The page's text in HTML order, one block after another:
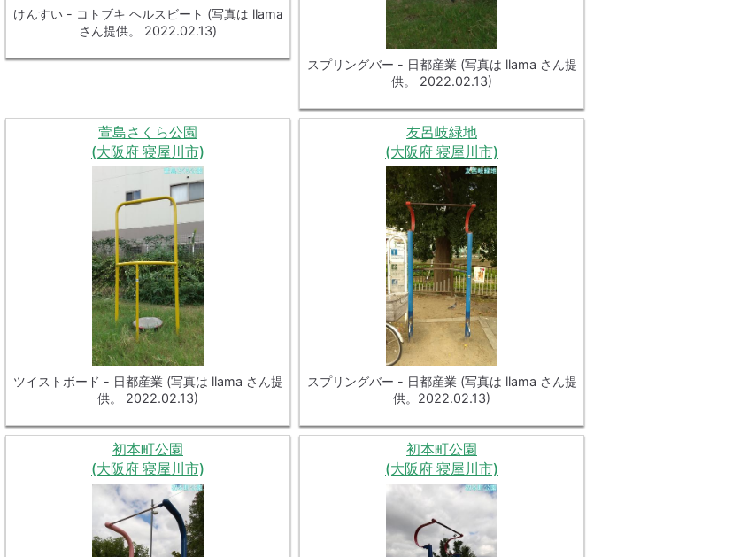
けんすい - コトブキ ヘルスビート (写真は llama
さん提供。 2022.02.13)
スプリングバー - 日都産業 (写真は llama さん提
供。 2022.02.13)
萱島さくら公園
(大阪府 寝屋川市)
ツイストボード - 日都産業 (写真は llama さん提
供。 2022.02.13)
友呂岐緑地
(大阪府 寝屋川市)
スプリングバー - 日都産業 (写真は llama さん提
供。2022.02.13)
初本町公園
(大阪府 寝屋川市)
初本町公園
(大阪府 寝屋川市)